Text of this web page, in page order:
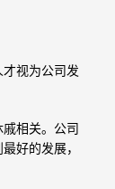
视为公司发
相关。公司
好的发展，